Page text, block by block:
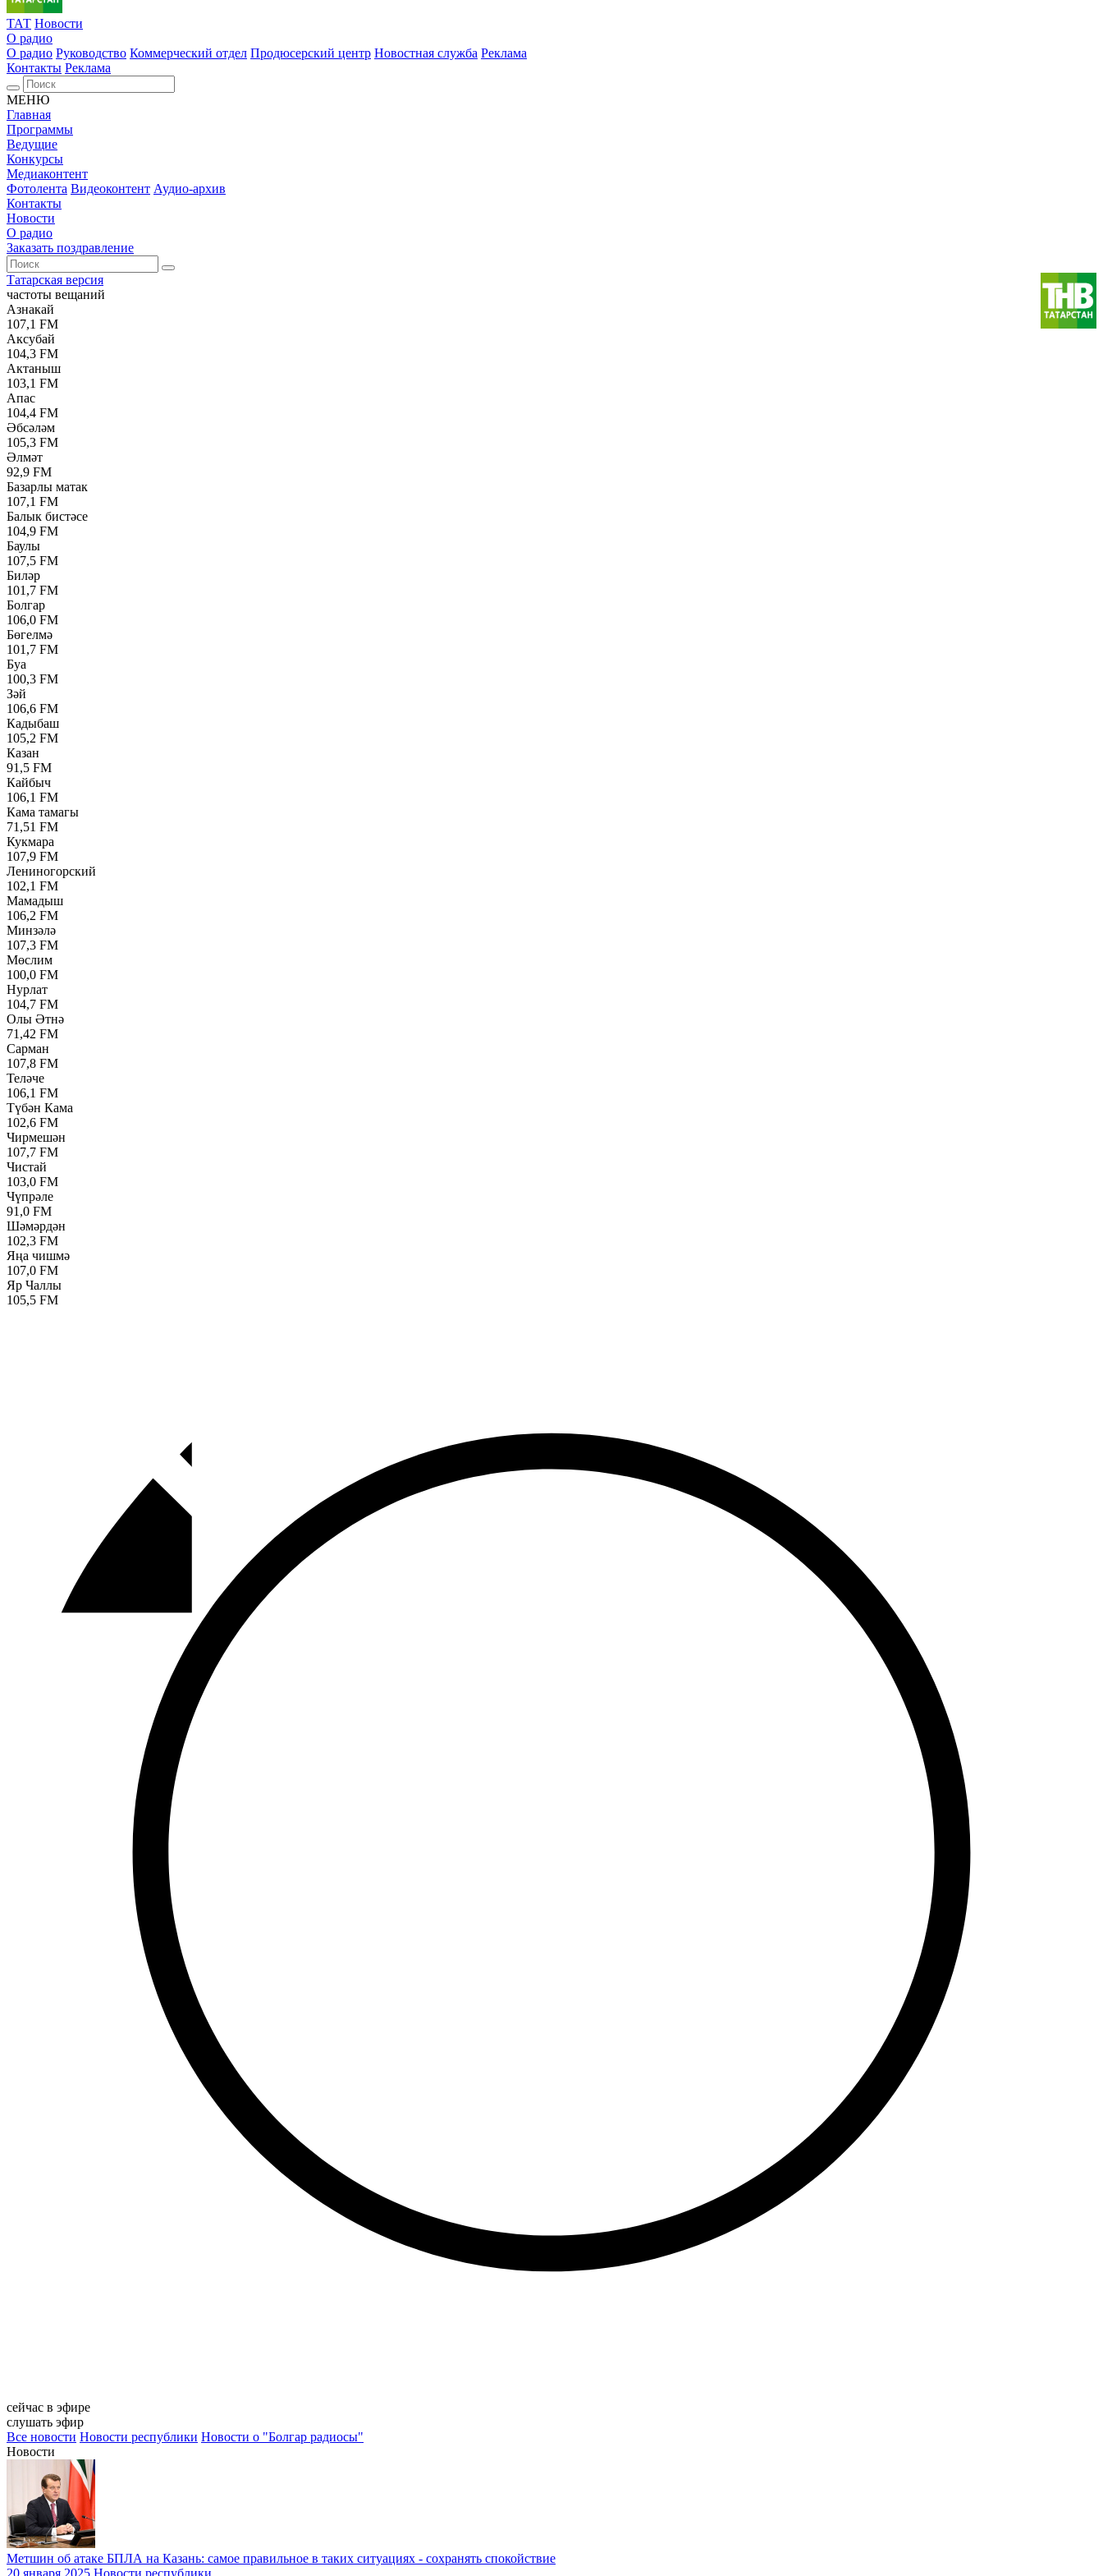
ТАТ Новости
О радио
О радио Руководство Коммерческий отдел Продюсерский центр Новостная служба Реклама
Контакты Реклама
МЕНЮ
Главная
Программы
Ведущие
Конкурсы
Медиаконтент
Фотолента Видеоконтент Аудио-архив
Контакты
Новости
О радио
Заказать поздравление
Татарская версия
частоты вещаний
Азнакай
107,1 FM
Аксубай
104,3 FM
Актаныш
103,1 FM
Апас
104,4 FM
Әбсәләм
105,3 FM
Әлмәт
92,9 FM
Базарлы матак
107,1 FM
Балык бистәсе
104,9 FM
Баулы
107,5 FM
Биләр
101,7 FM
Болгар
106,0 FM
Бөгелмә
101,7 FM
Буа
100,3 FM
Зәй
106,6 FM
Кадыбаш
105,2 FM
Казан
91,5 FM
Кайбыч
106,1 FM
Кама тамагы
71,51 FM
Кукмара
107,9 FM
Лениногорский
102,1 FM
Мамадыш
106,2 FM
Минзәлә
107,3 FM
Мөслим
100,0 FM
Нурлат
104,7 FM
Олы Әтнә
71,42 FM
Сарман
107,8 FM
Теләче
106,1 FM
Түбән Кама
102,6 FM
Чирмешән
107,7 FM
Чистай
103,0 FM
Чүпрәле
91,0 FM
Шәмәрдән
102,3 FM
Яңа чишмә
107,0 FM
Яр Чаллы
105,5 FM
сейчас в эфире
слушать эфир
Все новости Новости республики Новости о "Болгар радиосы"
Новости
Метшин об атаке БПЛА на Казань: самое правильное в таких ситуациях - сохранять спокойствие